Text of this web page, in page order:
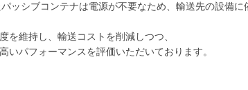
ッシブコンテナは電源が不要なため、輸送先の設備に
を維持し、輸送コストを削減しつつ、
いパフォーマンスを評価いただいております。